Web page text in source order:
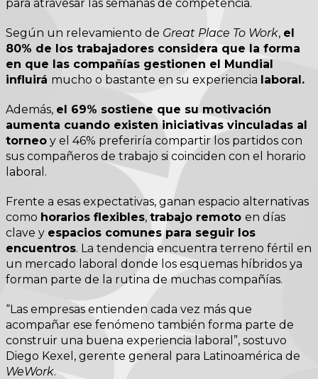
para atravesar las semanas de competencia.
Según un relevamiento de Great Place To Work, el
80% de los trabajadores considera que la forma
en que las compañías gestionen el Mundial
influirá mucho o bastante en su experiencia laboral.
Además, el 69% sostiene que su motivación
aumenta cuando existen iniciativas vinculadas al
torneo y el 46% preferiría compartir los partidos con
sus compañeros de trabajo si coinciden con el horario
laboral.
Frente a esas expectativas, ganan espacio alternativas
como horarios flexibles, trabajo remoto en días
clave y espacios comunes para seguir los
encuentros. La tendencia encuentra terreno fértil en
un mercado laboral donde los esquemas híbridos ya
forman parte de la rutina de muchas compañías.
“Las empresas entienden cada vez más que
acompañar ese fenómeno también forma parte de
construir una buena experiencia laboral”, sostuvo
Diego Kexel, gerente general para Latinoamérica de
WeWork.